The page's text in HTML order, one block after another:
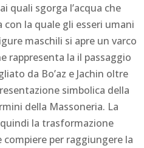
quali sgorga l’acqua che
la quale gli esseri umani
maschili si apre un varco
rappresenta la il passaggio
da Bo’az e Jachin oltre
simbolica della
della Massoneria. La
la trasformazione
per raggiungere la